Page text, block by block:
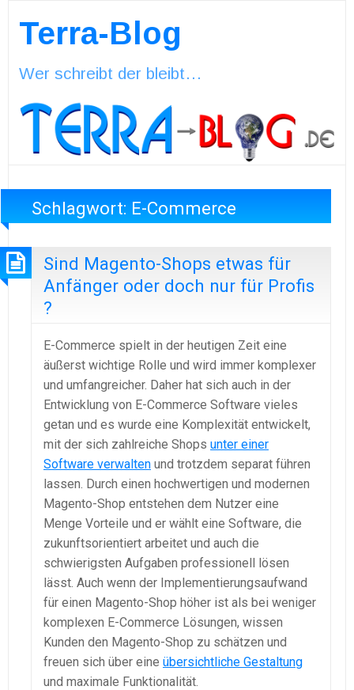
Terra-Blog
Wer schreibt der bleibt…
Schlagwort: E-Commerce
Sind Magento-Shops etwas für
Anfänger oder doch nur für Profis
?
E-Commerce spielt in der heutigen Zeit eine
äußerst wichtige Rolle und wird immer komplexer
und umfangreicher. Daher hat sich auch in der
Entwicklung von E-Commerce Software vieles
getan und es wurde eine Komplexität entwickelt,
mit der sich zahlreiche Shops unter einer
Software verwalten und trotzdem separat führen
lassen. Durch einen hochwertigen und modernen
Magento-Shop entstehen dem Nutzer eine
Menge Vorteile und er wählt eine Software, die
zukunftsorientiert arbeitet und auch die
schwierigsten Aufgaben professionell lösen
lässt. Auch wenn der Implementierungsaufwand
für einen Magento-Shop höher ist als bei weniger
komplexen E-Commerce Lösungen, wissen
Kunden den Magento-Shop zu schätzen und
freuen sich über eine übersichtliche Gestaltung
und maximale Funktionalität.